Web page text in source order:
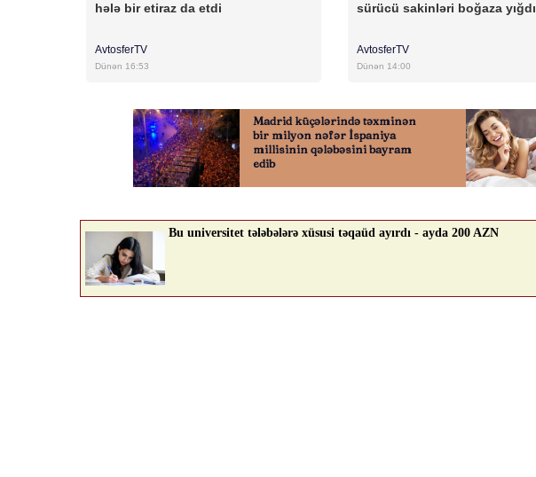
hələ bir etiraz da etdi
AvtosferTV
Dünən 16:53
sürücü sakinləri boğaza yığdı
AvtosferTV
Dünən 14:00